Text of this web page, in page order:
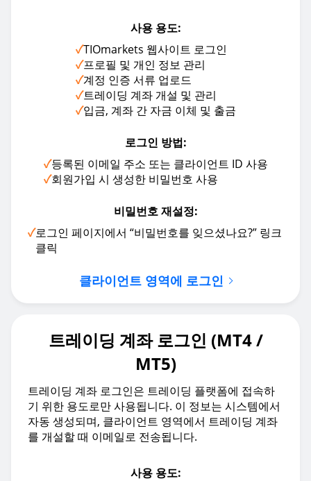
사용 용도:
✓TIOmarkets 웹사이트 로그인
✓프로필 및 개인 정보 관리
✓계정 인증 서류 업로드
✓트레이딩 계좌 개설 및 관리
✓입금, 계좌 간 자금 이체 및 출금
로그인 방법:
✓등록된 이메일 주소 또는 클라이언트 ID 사용
✓회원가입 시 생성한 비밀번호 사용
비밀번호 재설정:
✓로그인 페이지에서 “비밀번호를 잊으셨나요?” 링크
클릭
클라이언트 영역에 로그인
트레이딩 계좌 로그인 (MT4 /
MT5)
트레이딩 계좌 로그인은 트레이딩 플랫폼에 접속하
기 위한 용도로만 사용됩니다. 이 정보는 시스템에서
자동 생성되며, 클라이언트 영역에서 트레이딩 계좌
를 개설할 때 이메일로 전송됩니다.
사용 용도: